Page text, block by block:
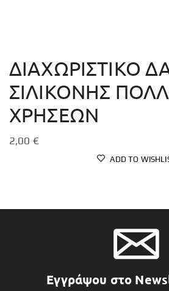
ΔΙΑΧΩΡΙΣΤΙΚΟ
ΣΙΛΙΚΟΝΗΣ
ΧΡΗΣΕΩΝ
2,00 €
ADD TO
Εγγράψου στο